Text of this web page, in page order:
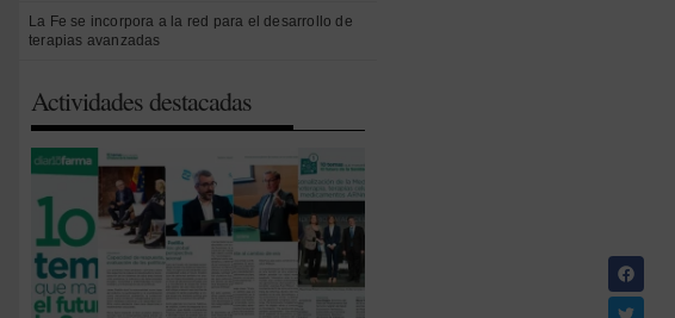
La Fe se incorpora a la red para el desarrollo de
terapias avanzadas
Actividades destacadas